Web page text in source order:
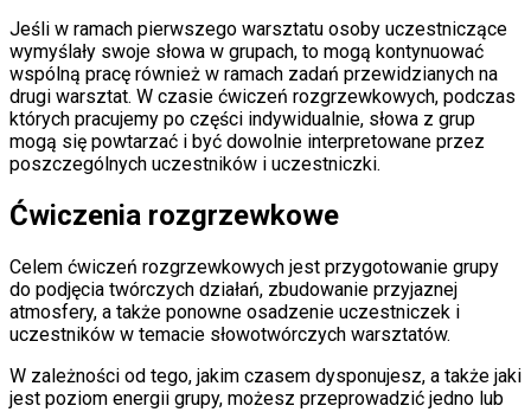
Jeśli w ramach pierwszego warsztatu osoby uczestniczące
wymyślały swoje słowa w grupach, to mogą kontynuować
wspólną pracę również w ramach zadań przewidzianych na
drugi warsztat. W czasie ćwiczeń rozgrzewkowych, podczas
których pracujemy po części indywidualnie, słowa z grup
mogą się powtarzać i być dowolnie interpretowane przez
poszczególnych uczestników i uczestniczki.
Ćwiczenia rozgrzewkowe
Celem ćwiczeń rozgrzewkowych jest przygotowanie grupy
do podjęcia twórczych działań, zbudowanie przyjaznej
atmosfery, a także ponowne osadzenie uczestniczek i
uczestników w temacie słowotwórczych warsztatów.
W zależności od tego, jakim czasem dysponujesz, a także jaki
jest poziom energii grupy, możesz przeprowadzić jedno lub